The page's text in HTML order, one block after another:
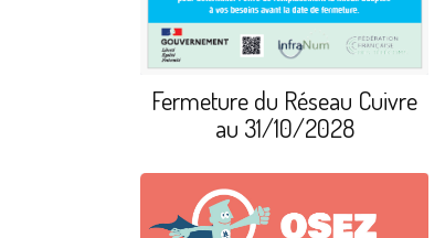
Fermeture du Réseau Cuivre
au 31/10/2028